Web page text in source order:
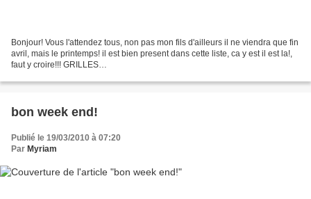
Bonjour! Vous l'attendez tous, non pas mon fils d'ailleurs il ne viendra que fin
avril, mais le printemps! il est bien present dans cette liste, ca y est il est la!,
faut y croire!!! GRILLES
bon week end!
Publié le 19/03/2010 à 07:20
Par Myriam